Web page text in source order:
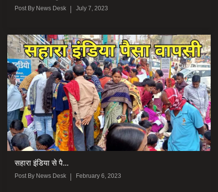
Post By News Desk July 7, 2023
सहारा इंडिया से पै...
Post By News Desk February 6, 2023